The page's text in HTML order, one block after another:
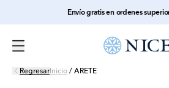
Envío gratis en ordenes
RegresarInicio / ARETE